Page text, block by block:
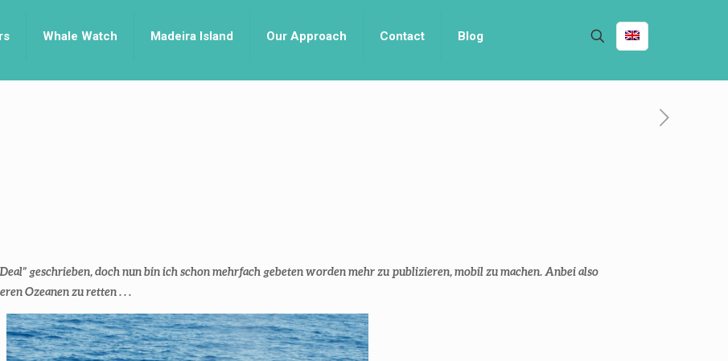
Whale Watch Madeira Island Our Approach Contact Blog
geschrieben, doch nun bin ich schon mehrfach gebeten worden mehr zu publizieren, mobil zu machen. Anbei also
Ozeanen zu retten . . .